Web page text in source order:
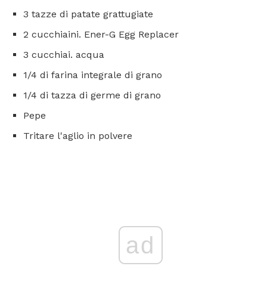
3 tazze di patate grattugiate
2 cucchiaini. Ener-G Egg Replacer
3 cucchiai. acqua
1/4 di farina integrale di grano
1/4 di tazza di germe di grano
Pepe
Tritare l'aglio in polvere
ad